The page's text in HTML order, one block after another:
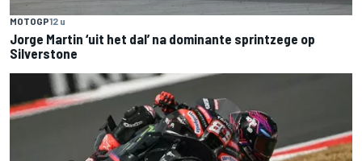
MOTOGP12 u
Jorge Martin ‘uit het dal’ na dominante sprintzege op
Silverstone